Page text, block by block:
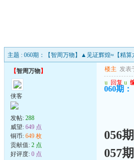
主题 : 060期：【智周万物】▲见证辉煌≈【精算
【智周万物】
侠客
发帖: 288
威望: 649 点
铜币: 649 枚
贡献值: 2 点
好评度: 0 点
楼主 发表
u 回复 u
060期
056期
057期